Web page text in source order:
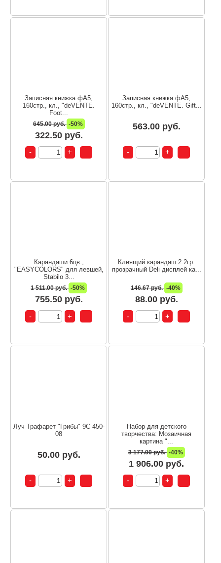
Записная книжка фА5,
160стр., кл., "deVENTE.
Foot...
645.00 руб. -50%
322.50 руб.
Записная книжка фА5,
160стр., кл., "deVENTE. Gift...
563.00 руб.
Карандаши 6цв.,
"EASYCOLORS" для левшей,
Stabilo 3...
1 511.00 руб. -50%
755.50 руб.
Клеящий карандаш 2.2гр.
прозрачный Deli дисплей ка...
146.67 руб. -40%
88.00 руб.
Луч Трафарет "Грибы" 9С 450-
08
50.00 руб.
Набор для детского
творчества: Мозаичная
картина "...
3 177.00 руб. -40%
1 906.00 руб.